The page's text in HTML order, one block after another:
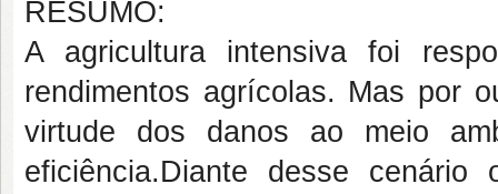
RESUMO:
A agricultura intensiva foi
rendimentos agrícolas. Mas por
virtude dos danos ao meio
eficiência.Diante desse